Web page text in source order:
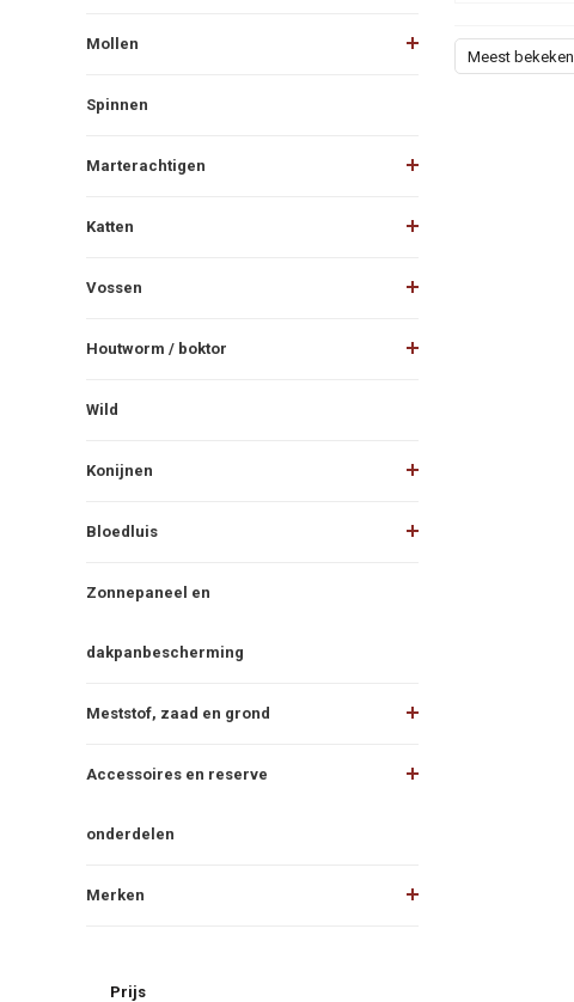
Mollen
Spinnen
Marterachtigen
Katten
Vossen
Houtworm / boktor
Wild
Konijnen
Bloedluis
Zonnepaneel en
dakpanbescherming
Meststof, zaad en grond
Accessoires en reserve
onderdelen
Merken
Prijs
Meest bekeken